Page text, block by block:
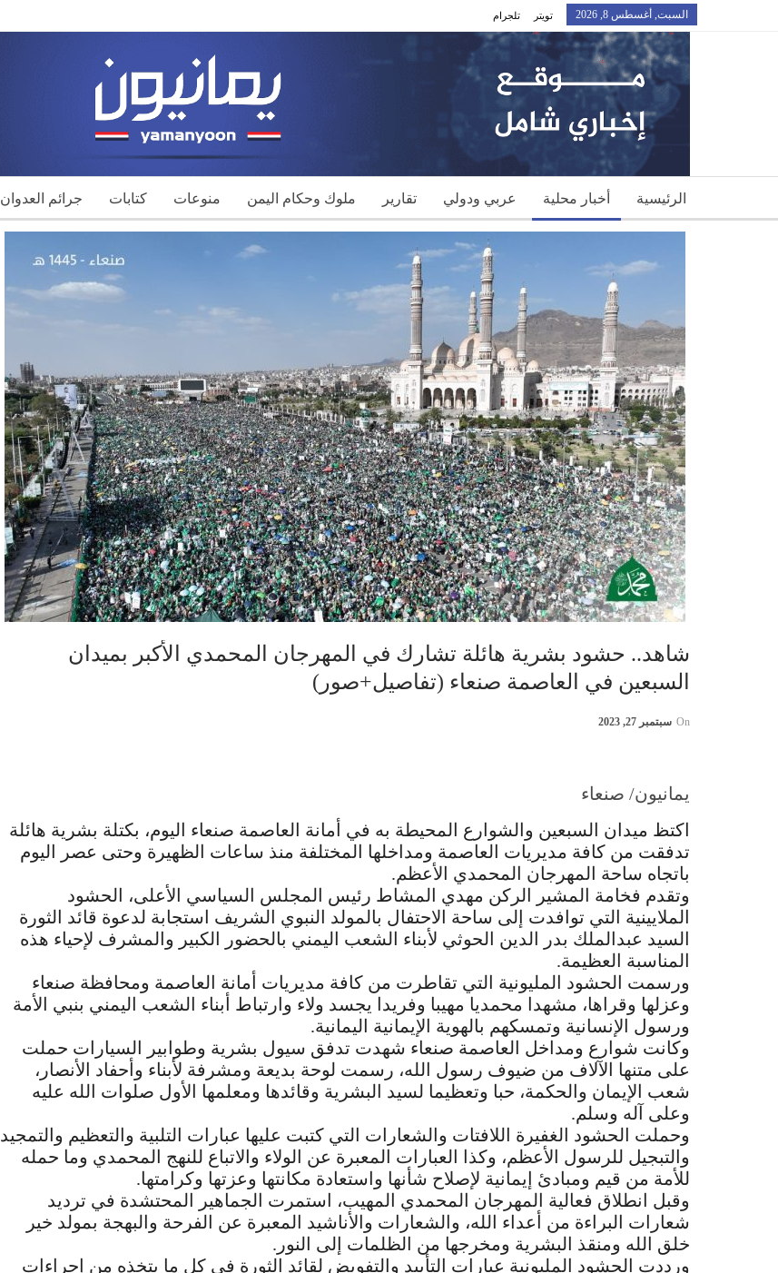
السبت, أغسطس 8, 2026 تويتر تلجرام
الرئيسية أخبار محلية عربي ودولي تقارير ملوك وحكام اليمن منوعات كتابات جرائم العدوان
شاهد.. حشود بشرية هائلة تشارك في المهرجان المحمدي الأكبر بميدان
السبعين في العاصمة صنعاء (تفاصيل+صور)
On سبتمبر 27, 2023
يمانيون/ صنعاء
اكتظ ميدان السبعين والشوارع المحيطة به في أمانة العاصمة صنعاء اليوم، بكتلة بشرية هائلة
تدفقت من كافة مديريات العاصمة ومداخلها المختلفة منذ ساعات الظهيرة وحتى عصر اليوم
باتجاه ساحة المهرجان المحمدي الأعظم.
وتقدم فخامة المشير الركن مهدي المشاط رئيس المجلس السياسي الأعلى، الحشود
الملايينية التي توافدت إلى ساحة الاحتفال بالمولد النبوي الشريف استجابة لدعوة قائد الثورة
السيد عبدالملك بدر الدين الحوثي لأبناء الشعب اليمني بالحضور الكبير والمشرف لإحياء هذه
المناسبة العظيمة.
ورسمت الحشود المليونية التي تقاطرت من كافة مديريات أمانة العاصمة ومحافظة صنعاء
وعزلها وقراها، مشهدا محمديا مهيبا وفريدا يجسد ولاء وارتباط أبناء الشعب اليمني بنبي الأمة
ورسول الإنسانية وتمسكهم بالهوية الإيمانية اليمانية.
وكانت شوارع ومداخل العاصمة صنعاء شهدت تدفق سيول بشرية وطوابير السيارات حملت
على متنها الآلاف من ضيوف رسول الله، رسمت لوحة بديعة ومشرفة لأبناء وأحفاد الأنصار،
شعب الإيمان والحكمة، حبا وتعظيما لسيد البشرية وقائدها ومعلمها الأول صلوات الله عليه
وعلى آله وسلم.
وحملت الحشود الغفيرة اللافتات والشعارات التي كتبت عليها عبارات التلبية والتعظيم والتمجيد
والتبجيل للرسول الأعظم، وكذا العبارات المعبرة عن الولاء والاتباع للنهج المحمدي وما حمله
للأمة من قيم ومبادئ إيمانية لإصلاح شأنها واستعادة مكانتها وعزتها وكرامتها.
وقبل انطلاق فعالية المهرجان المحمدي المهيب، استمرت الجماهير المحتشدة في ترديد
شعارات البراءة من أعداء الله، والشعارات والأناشيد المعبرة عن الفرحة والبهجة بمولد خير
خلق الله ومنقذ البشرية ومخرجها من الظلمات إلى النور.
ورددت الحشود المليونية عبارات التأييد والتفويض لقائد الثورة في كل ما يتخذه من إجراءات